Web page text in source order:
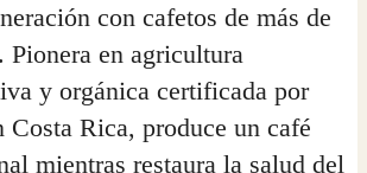
con cafetos de más de
Pionera en agricultura
y orgánica certificada por
Costa Rica, produce un café
mientras restaura la salud del